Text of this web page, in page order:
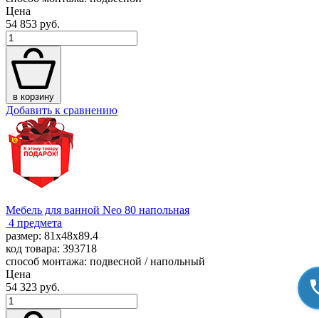
Цена
54 853 руб.
в корзину
Добавить к сравнению
Мебель для ванной Neo 80 напольная
4 предмета
размер: 81x48x89.4
код товара: 393718
способ монтажа: подвесной / напольный
Цена
54 323 руб.